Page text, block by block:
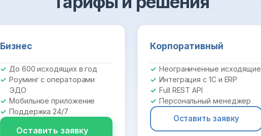
Бизнес
До 600 исходящих в год
Роуминг с операторами
ЭДО
Мобильное приложение
Поддержка 24/7
Оставить заявку
Корпоративный
Неограниченные исходящие
Интеграция с 1С и ERP
Full REST API
Персональный менеджер
Оставить заявку